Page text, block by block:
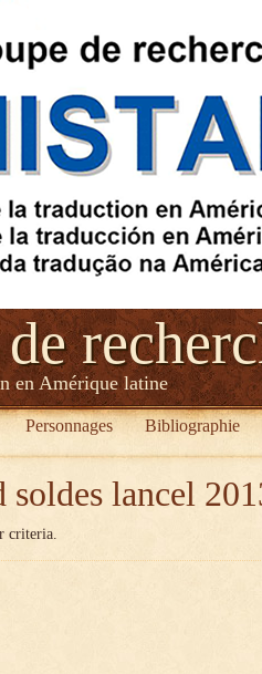
en Amérique latine
Personnages Bibliographie
soldes lancel
criteria.